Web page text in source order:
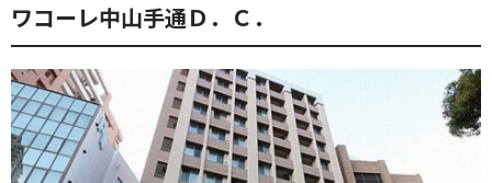
ワコーレ中山手通Ｄ．Ｃ．